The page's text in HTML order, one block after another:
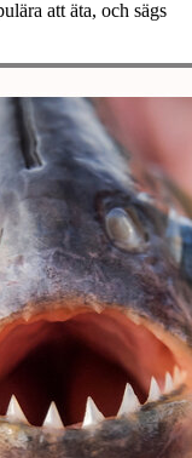
att äta, och sägs